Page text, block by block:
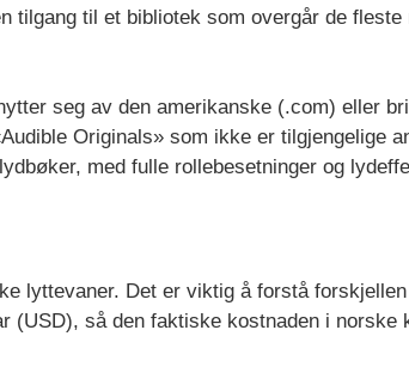
tilgang til et bibliotek som overgår de
seg av den amerikanske (.com) eller
Originals» som ikke er tilgjengelige
med fulle rollebesetninger og
lyttevaner. Det er viktig å forstå
(USD), så den faktiske kostnaden i norske